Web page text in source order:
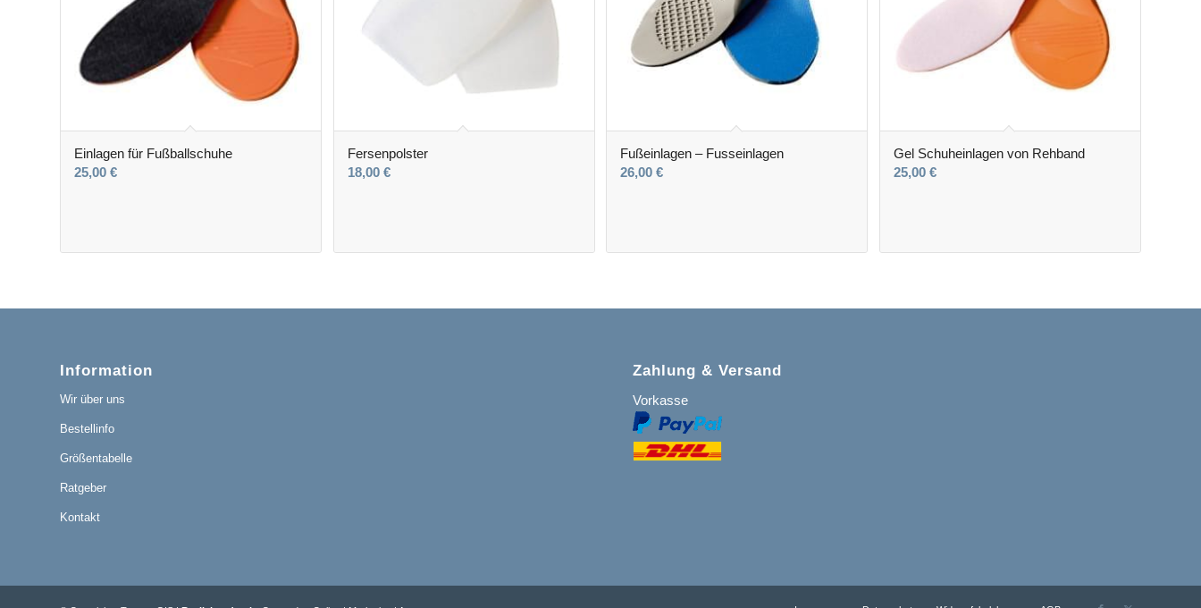
Einlagen für Fußballschuhe
25,00 €
Fersenpolster
18,00 €
Fußeinlagen – Fusseinlagen
26,00€
Gel Schuheinlagen von Rehband
25,00 €
Information
Wir über uns
Bestellinfo
Größentabelle
Ratgeber
Kontakt
Zahlung & Versand
Vorkasse